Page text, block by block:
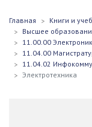
Главная Книги и
Высшее
11.00.00
11.04.00
11.04.02
Электротехника